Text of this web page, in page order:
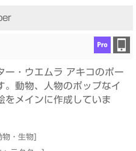
ー・ウエムラ アキコのポー
。動物、人物のポップなイ
をメインに作成していま
物・生物]